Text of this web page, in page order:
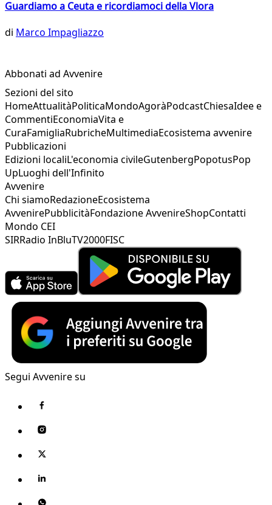
Guardiamo a Ceuta e ricordiamoci della Vlora
di Marco Impagliazzo
Abbonati ad Avvenire
Sezioni del sito
HomeAttualitàPoliticaMondoAgoràPodcastChiesaIdee e
CommentiEconomiaVita e
CuraFamigliaRubricheMultimediaEcosistema avvenire
Pubblicazioni
Edizioni localiL'economia civileGutenbergPopotusPop
UpLuoghi dell'Infinito
Avvenire
Chi siamoRedazioneEcosistema
AvvenirePubblicitàFondazione AvvenireShopContatti
Mondo CEI
SIRRadio InBluTV2000FISC
Segui Avvenire su